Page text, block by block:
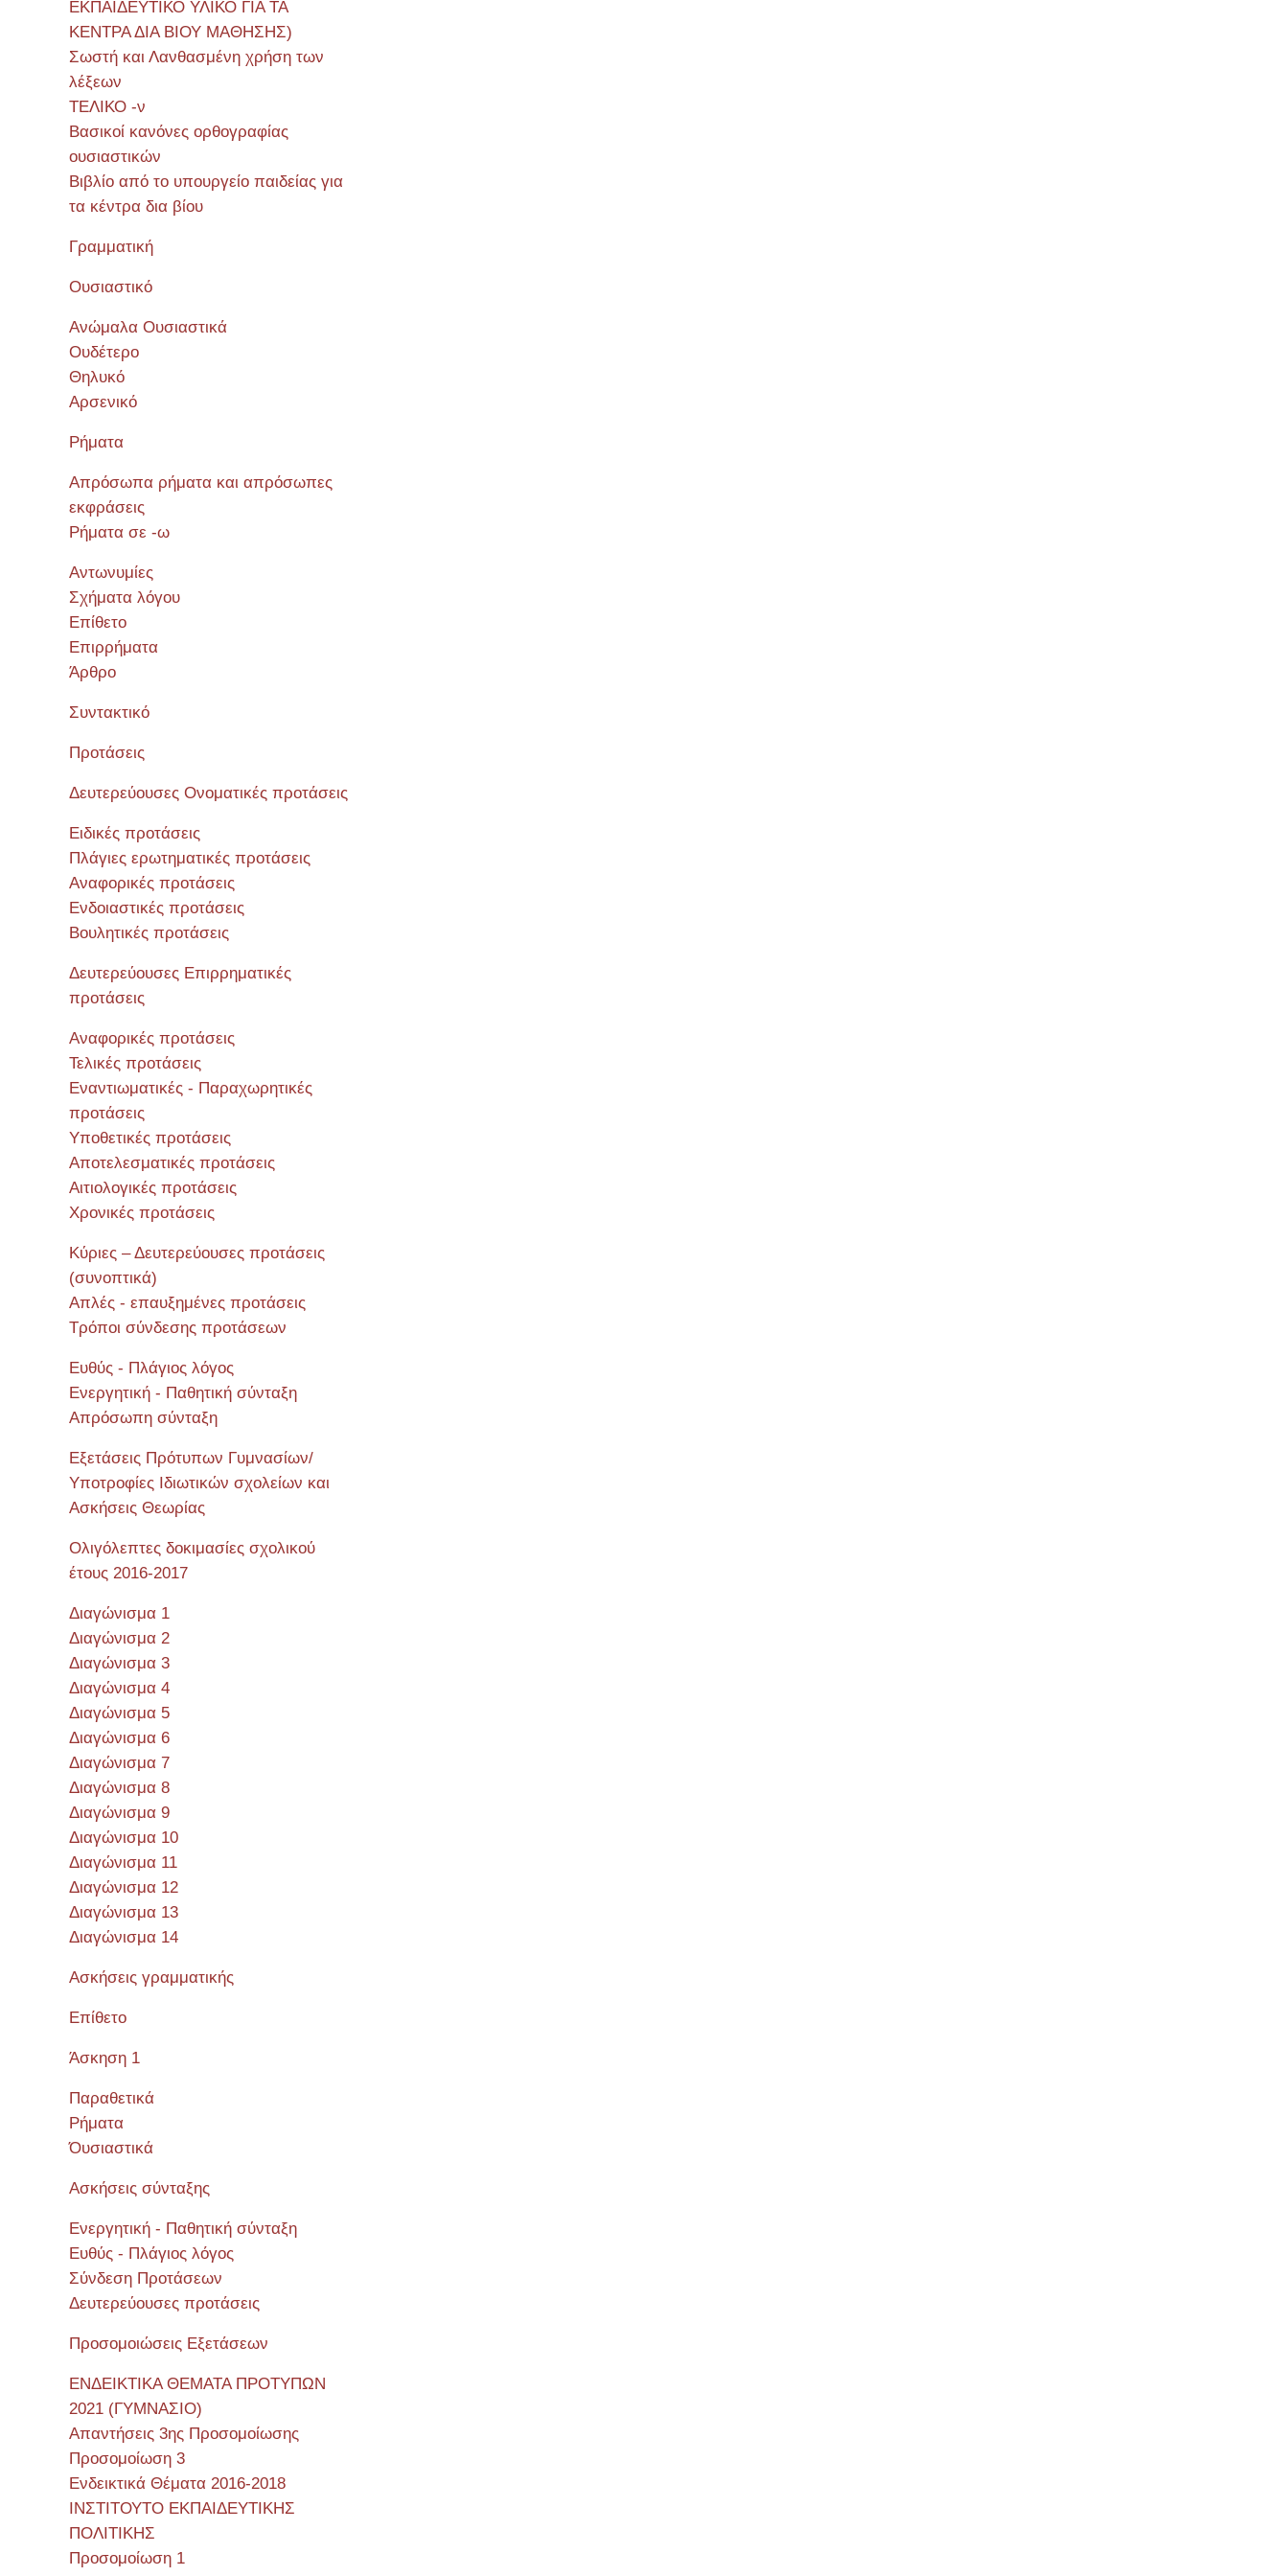
ΕΚΠΑΙΔΕΥΤΙΚΟ ΥΛΙΚΟ ΓΙΑ ΤΑ
ΚΕΝΤΡΑ ΔΙΑ ΒΙΟΥ ΜΑΘΗΣΗΣ)
Σωστή και Λανθασμένη χρήση των
λέξεων
ΤΕΛΙΚΟ -ν
Βασικοί κανόνες ορθογραφίας
ουσιαστικών
Βιβλίο από το υπουργείο παιδείας για
τα κέντρα δια βίου
Γραμματική
Ουσιαστικό
Ανώμαλα Ουσιαστικά
Ουδέτερο
Θηλυκό
Αρσενικό
Ρήματα
Απρόσωπα ρήματα και απρόσωπες
εκφράσεις
Ρήματα σε -ω
Αντωνυμίες
Σχήματα λόγου
Επίθετο
Επιρρήματα
Άρθρο
Συντακτικό
Προτάσεις
Δευτερεύουσες Ονοματικές προτάσεις
Ειδικές προτάσεις
Πλάγιες ερωτηματικές προτάσεις
Αναφορικές προτάσεις
Ενδοιαστικές προτάσεις
Βουλητικές προτάσεις
Δευτερεύουσες Επιρρηματικές
προτάσεις
Αναφορικές προτάσεις
Τελικές προτάσεις
Εναντιωματικές - Παραχωρητικές
προτάσεις
Υποθετικές προτάσεις
Αποτελεσματικές προτάσεις
Αιτιολογικές προτάσεις
Χρονικές προτάσεις
Κύριες – Δευτερεύουσες προτάσεις
(συνοπτικά)
Απλές - επαυξημένες προτάσεις
Τρόποι σύνδεσης προτάσεων
Ευθύς - Πλάγιος λόγος
Ενεργητική - Παθητική σύνταξη
Απρόσωπη σύνταξη
Εξετάσεις Πρότυπων Γυμνασίων/
Υποτροφίες Ιδιωτικών σχολείων και
Ασκήσεις Θεωρίας
Ολιγόλεπτες δοκιμασίες σχολικού
έτους 2016-2017
Διαγώνισμα 1
Διαγώνισμα 2
Διαγώνισμα 3
Διαγώνισμα 4
Διαγώνισμα 5
Διαγώνισμα 6
Διαγώνισμα 7
Διαγώνισμα 8
Διαγώνισμα 9
Διαγώνισμα 10
Διαγώνισμα 11
Διαγώνισμα 12
Διαγώνισμα 13
Διαγώνισμα 14
Ασκήσεις γραμματικής
Επίθετο
Άσκηση 1
Παραθετικά
Ρήματα
Όυσιαστικά
Ασκήσεις σύνταξης
Ενεργητική - Παθητική σύνταξη
Ευθύς - Πλάγιος λόγος
Σύνδεση Προτάσεων
Δευτερεύουσες προτάσεις
Προσομοιώσεις Εξετάσεων
ΕΝΔΕΙΚΤΙΚΑ ΘΕΜΑΤΑ ΠΡΟΤΥΠΩΝ
2021 (ΓΥΜΝΑΣΙΟ)
Απαντήσεις 3ης Προσομοίωσης
Προσομοίωση 3
Ενδεικτικά Θέματα 2016-2018
ΙΝΣΤΙΤΟΥΤΟ ΕΚΠΑΙΔΕΥΤΙΚΗΣ
ΠΟΛΙΤΙΚΗΣ
Προσομοίωση 1